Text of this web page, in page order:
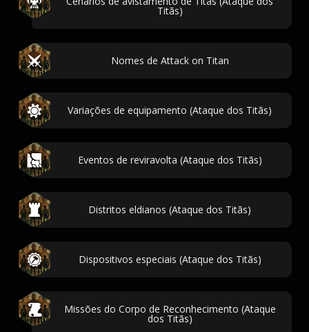
Titãs)
Nomes de Attack on Titan
Variações de equipamento (Ataque dos Titãs)
Eventos de reviravolta (Ataque dos Titãs)
Distritos eldianos (Ataque dos Titãs)
Dispositivos especiais (Ataque dos Titãs)
Missões do Corpo de Reconhecimento (Ataque
dos Titãs)